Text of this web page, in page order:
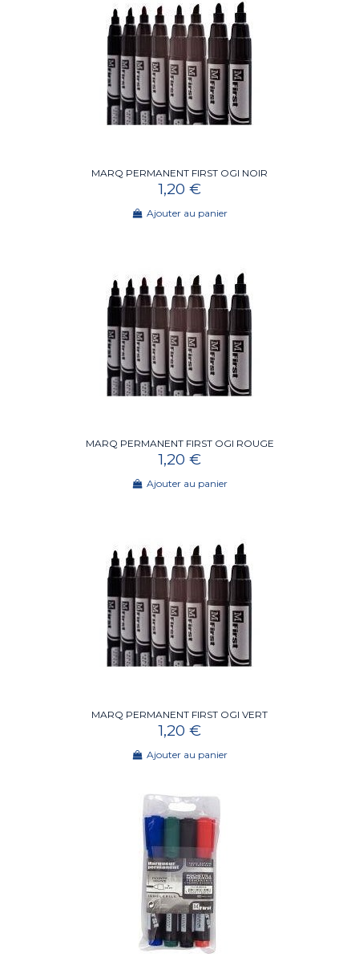
MARQ PERMANENT FIRST OGI NOIR
1,20 €
Ajouter au panier
MARQ PERMANENT FIRST OGI ROUGE
1,20 €
Ajouter au panier
MARQ PERMANENT FIRST OGI VERT
1,20 €
Ajouter au panier